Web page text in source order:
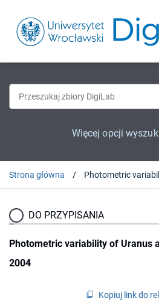
Więcej opcji
Strona główna
DO PRZYPISANIA
Photometric variability of Uranus
2004
Kopiuj link do